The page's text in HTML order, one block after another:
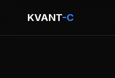
KVANT-C